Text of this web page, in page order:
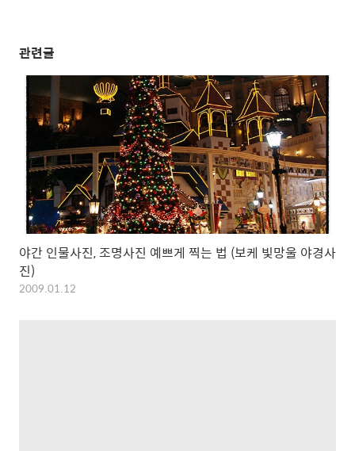
관련글
야간 인물사진, 조명사진 예쁘게 찍는 법 (보케 빛망울 야경사
진)
2009.01.12